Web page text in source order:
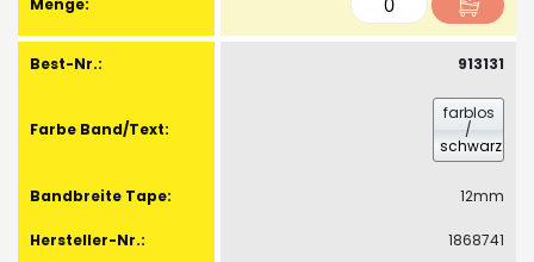
913131
farblos
/
schwarz
12mm
1868741